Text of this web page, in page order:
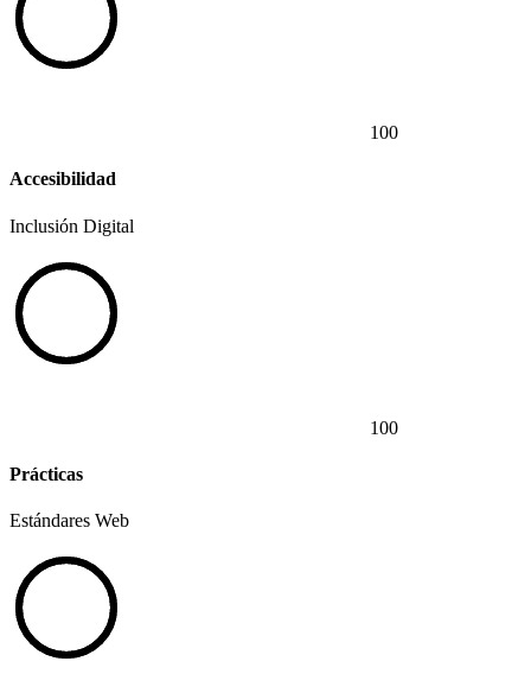
100
Accesibilidad
Inclusión Digital
100
Prácticas
Estándares Web